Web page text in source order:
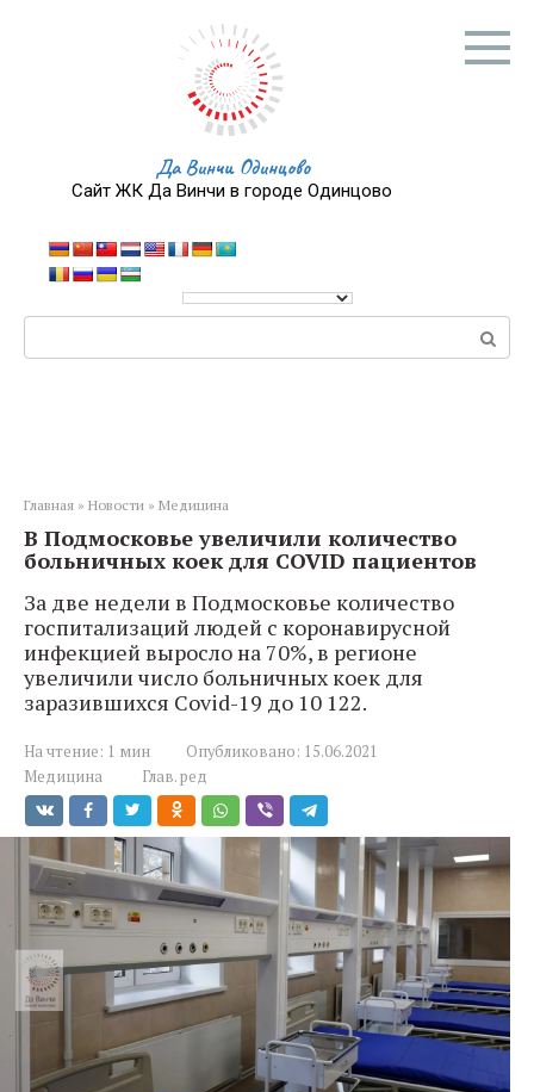
Да Винчи Одинцово
Сайт ЖК Да Винчи в городе Одинцово
Главная » Новости » Медицина
В Подмосковье увеличили количество
больничных коек для COVID пациентов
За две недели в Подмосковье количество
госпитализаций людей с коронавирусной
инфекцией выросло на 70%, в регионе
увеличили число больничных коек для
заразившихся Covid-19 до 10 122.
На чтение: 1 мин Опубликовано: 15.06.2021
Медицина
Глав. ред